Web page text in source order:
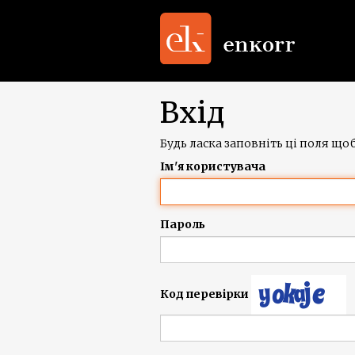
Вхід
Будь ласка заповніть ці поля
Ім'я користувача
Пароль
Код перевірки